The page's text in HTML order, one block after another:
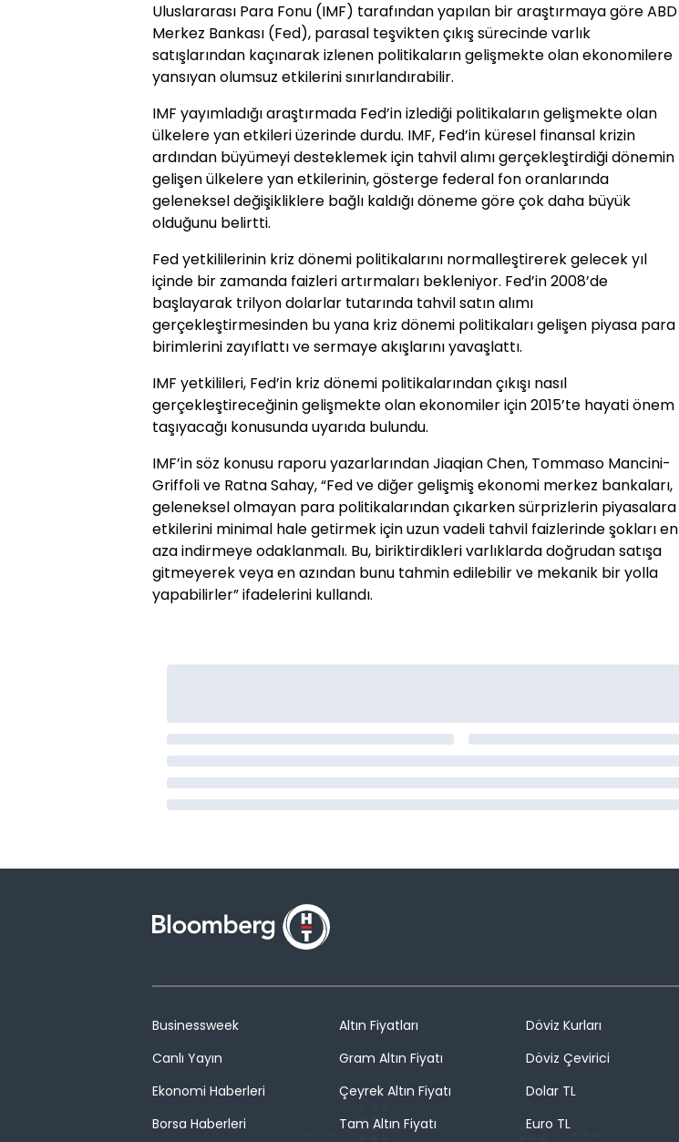
Uluslararası Para Fonu (IMF) tarafından yapılan bir araştırmaya göre ABD
Merkez Bankası (Fed), parasal teşvikten çıkış sürecinde varlık
satışlarından kaçınarak izlenen politikaların gelişmekte olan ekonomilere
yansıyan olumsuz etkilerini sınırlandırabilir.
IMF yayımladığı araştırmada Fed’in izlediği politikaların gelişmekte olan
ülkelere yan etkileri üzerinde durdu. IMF, Fed’in küresel finansal krizin
ardından büyümeyi desteklemek için tahvil alımı gerçekleştirdiği dönemin
gelişen ülkelere yan etkilerinin, gösterge federal fon oranlarında
geleneksel değişikliklere bağlı kaldığı döneme göre çok daha büyük
olduğunu belirtti.
Fed yetkililerinin kriz dönemi politikalarını normalleştirerek gelecek yıl
içinde bir zamanda faizleri artırmaları bekleniyor. Fed’in 2008’de
başlayarak trilyon dolarlar tutarında tahvil satın alımı
gerçekleştirmesinden bu yana kriz dönemi politikaları gelişen piyasa para
birimlerini zayıflattı ve sermaye akışlarını yavaşlattı.
IMF yetkilileri, Fed’in kriz dönemi politikalarından çıkışı nasıl
gerçekleştireceğinin gelişmekte olan ekonomiler için 2015’te hayati önem
taşıyacağı konusunda uyarıda bulundu.
IMF’in söz konusu raporu yazarlarından Jiaqian Chen, Tommaso Mancini-
Griffoli ve Ratna Sahay, “Fed ve diğer gelişmiş ekonomi merkez bankaları,
geleneksel olmayan para politikalarından çıkarken sürprizlerin piyasalara
etkilerini minimal hale getirmek için uzun vadeli tahvil faizlerinde şokları en
aza indirmeye odaklanmalı. Bu, biriktirdikleri varlıklarda doğrudan satışa
gitmeyerek veya en azından bunu tahmin edilebilir ve mekanik bir yolla
yapabilirler” ifadelerini kullandı.
Businessweek
Canlı Yayın
Ekonomi Haberleri
Borsa Haberleri
Altın Fiyatları
Gram Altın Fiyatı
Çeyrek Altın Fiyatı
Tam Altın Fiyatı
Döviz Kurları
Döviz Çevirici
Dolar TL
Euro TL